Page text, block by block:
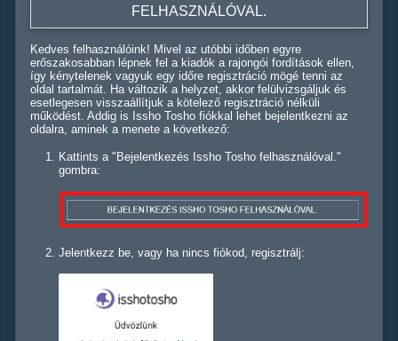
FELHASZNÁLÓVAL.
Kedves felhasználóink! Mivel az utóbbi időben egyre
erőszakosabban lépnek fel a kiadók a rajongói fordítások ellen,
így kénytelenek vagyuk egy időre regisztráció mögé tenni az
oldal tartalmát. Ha változik a helyzet, akkor felülvizsgáljuk és
esetlegesen visszaállítjuk a kötelező regisztráció nélküli
működést. Addig is Issho Tosho fiókkal lehet bejelentkezni az
oldalra, aminek a menete a következő:
Kattints a "Bejelentkezés Issho Tosho felhasználóval."
gombra:
Jelentkezz be, vagy ha nincs fiókod, regisztrálj: